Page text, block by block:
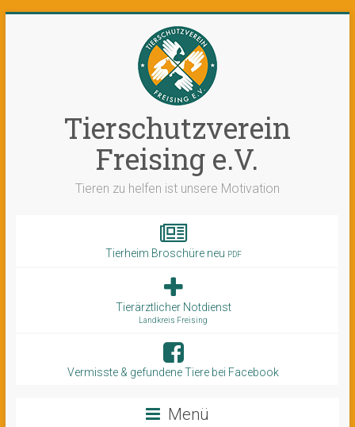
Tierschutzverein
Freising e.V.
Tieren zu helfen ist unsere Motivation
Tierheim Broschüre neu PDF
Tierärztlicher Notdienst
Landkreis Freising
Vermisste & gefundene Tiere bei Facebook
Menü